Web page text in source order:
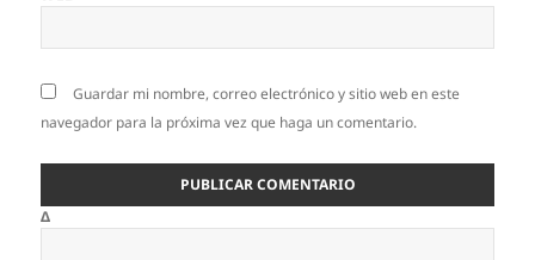
Guardar mi nombre, correo electrónico y sitio web en este
navegador para la próxima vez que haga un comentario.
Δ